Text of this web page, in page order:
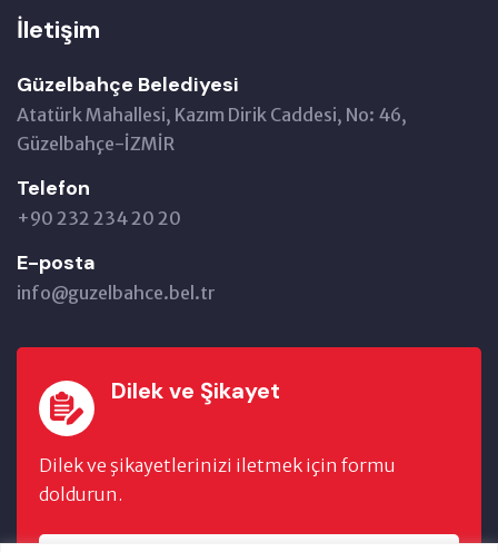
İletişim
Güzelbahçe Belediyesi
Atatürk Mahallesi, Kazım Dirik Caddesi, No: 46,
Güzelbahçe-İZMİR
Telefon
+90 232 234 20 20
E-posta
info@guzelbahce.bel.tr
Dilek ve Şikayet
Dilek ve şikayetlerinizi iletmek için formu
doldurun.